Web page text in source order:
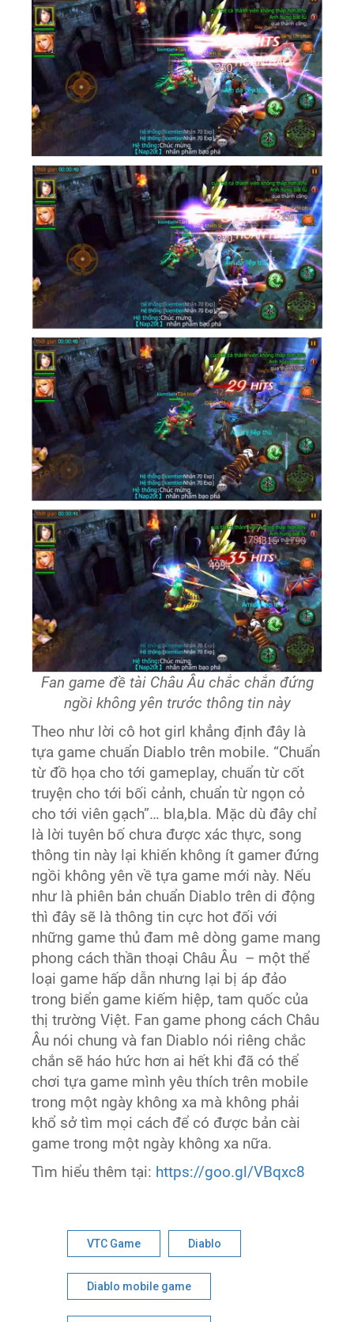
Fan game đề tài Châu Âu chắc chắn đứng
ngồi không yên trước thông tin này
Theo như lời cô hot girl khẳng định đây là
tựa game chuẩn Diablo trên mobile. “Chuẩn
từ đồ họa cho tới gameplay, chuẩn từ cốt
truyện cho tới bối cảnh, chuẩn từ ngọn cỏ
cho tới viên gạch”… bla,bla. Mặc dù đây chỉ
là lời tuyên bố chưa được xác thực, song
thông tin này lại khiến không ít gamer đứng
ngồi không yên về tựa game mới này. Nếu
như là phiên bản chuẩn Diablo trên di động
thì đây sẽ là thông tin cực hot đối với
những game thủ đam mê dòng game mang
phong cách thần thoại Châu Âu – một thể
loại game hấp dẫn nhưng lại bị áp đảo
trong biển game kiếm hiệp, tam quốc của
thị trường Việt. Fan game phong cách Châu
Âu nói chung và fan Diablo nói riêng chắc
chắn sẽ háo hức hơn ai hết khi đã có thể
chơi tựa game mình yêu thích trên mobile
trong một ngày không xa mà không phải
khổ sở tìm mọi cách để có được bản cài
game trong một ngày không xa nữa.
Tìm hiểu thêm tại: https://goo.gl/VBqxc8
VTC Game Diablo
Diablo mobile game